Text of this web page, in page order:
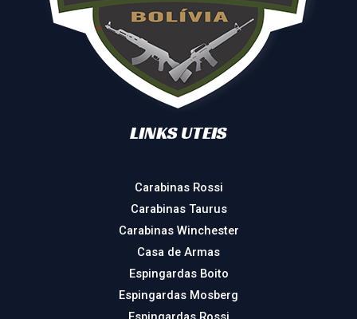
LINKS UTEIS
Carabinas Rossi
Carabinas Taurus
Carabinas Winchester
Casa de Armas
Espingardas Boito
Espingardas Mosberg